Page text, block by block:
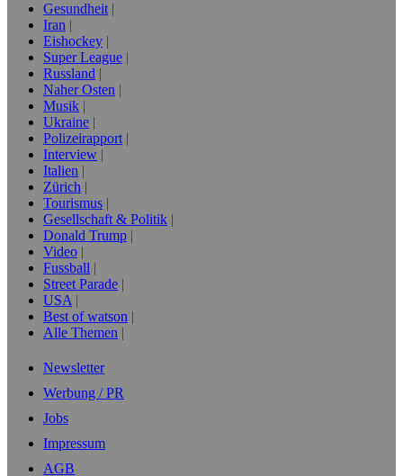
Gesundheit
Iran
Eishockey
Super League
Russland
Naher Osten
Musik
Ukraine
Polizeirapport
Interview
Italien
Zürich
Tourismus
Gesellschaft & Politik
Donald Trump
Video
Fussball
Street Parade
USA
Best of watson
Alle Themen
Newsletter
Werbung / PR
Jobs
Impressum
AGB